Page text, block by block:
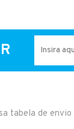
tabela de envio